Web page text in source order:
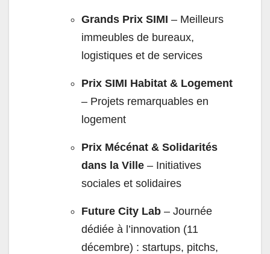
Grands Prix SIMI – Meilleurs
immeubles de bureaux,
logistiques et de services
Prix SIMI Habitat & Logement
– Projets remarquables en
logement
Prix Mécénat & Solidarités
dans la Ville – Initiatives
sociales et solidaires
Future City Lab – Journée
dédiée à l’innovation (11
décembre) : startups, pitchs,